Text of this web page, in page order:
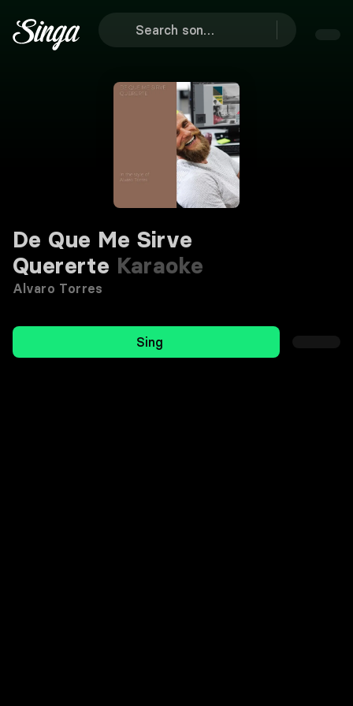
De Que Me Sirve
Quererte Karaoke
Alvaro Torres
Sing